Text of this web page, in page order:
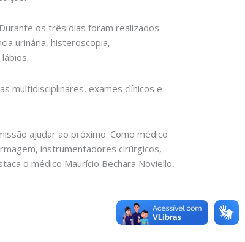
os três dias foram realizados
urinária, histeroscopia,
multidisciplinares, exames clínicos e
ajudar ao próximo. Como médico
instrumentadores cirúrgicos,
o médico Maurício Bechara Noviello,